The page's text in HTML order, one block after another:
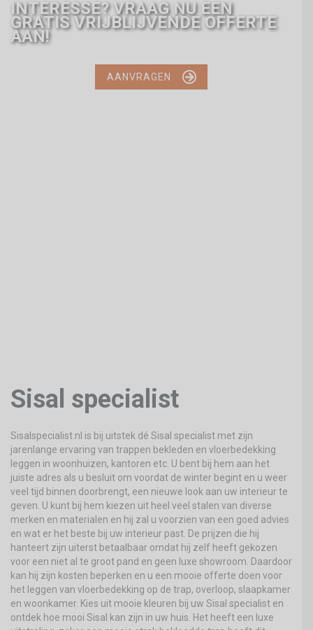
INTERESSE? VRAAG NU EEN
GRATIS VRIJBLIJVENDE OFFERTE
AAN!
AANVRAGEN 
Sisal specialist
Sisalspecialist.nl is bij uitstek dé Sisal specialist met zijn
jarenlange ervaring van trappen bekleden en vloerbedekking
leggen in woonhuizen, kantoren etc. U bent bij hem aan het
juiste adres als u besluit om voordat de winter begint en u weer
veel tijd binnen doorbrengt, een nieuwe look aan uw interieur te
geven. U kunt bij hem kiezen uit heel veel stalen van diverse
merken en materialen en hij zal u voorzien van een goed advies
en wat er het beste bij uw interieur past. De prijzen die hij
hanteert zijn uiterst betaalbaar omdat hij zelf heeft gekozen
voor een niet al te groot pand en geen luxe showroom. Daardoor
kan hij zijn kosten beperken en u een mooie offerte doen voor
het leggen van vloerbedekking op de trap, overloop, slaapkamer
en woonkamer. Kies uit mooie kleuren bij uw Sisal specialist en
ontdek hoe mooi Sisal kan zijn in uw huis. Het heeft een luxe